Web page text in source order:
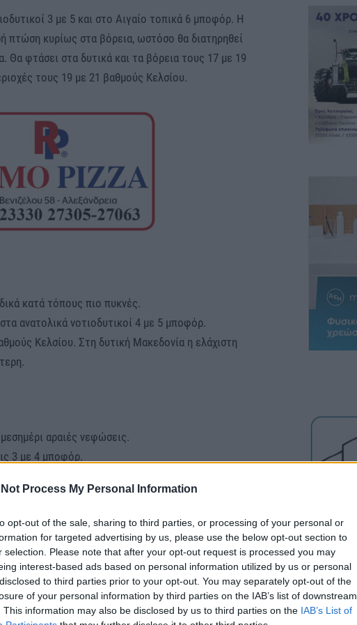
Not Process My Personal Information
opt-out of the sale, sharing to third parties, or processing of your personal or
for targeted advertising by us, please use the below opt-out section to
selection. Please note that after your opt-out request is processed you may
interest-based ads based on personal information utilized by us or personal
to third parties prior to your opt-out. You may separately opt-out of the
of your personal information by third parties on the IAB’s list of downstream
This information may also be disclosed by us to third parties on the IAB’s List of
3 με 5 και στο Αιγαίο τοπικά 6 μποφόρ. Η
πτώση κυρίως στα βόρεια, ωστόσο θα διατηρηθεί
Θα φτάσει στα δυτικά και τα βόρεια τους 17 με 19
τους 19 με 21 βαθμούς Κελσίου.
κατά τόπους πιο πυκνές.
ανατολικά νοτιοδυτικοί 4 με 5 μποφόρ.
Κελσίου. Στη δυτική Μακεδονία η ελάχιστη
αραιές νεφώσεις.
3 με 4 μποφόρ.
Κελσίου.
Κελσίου.